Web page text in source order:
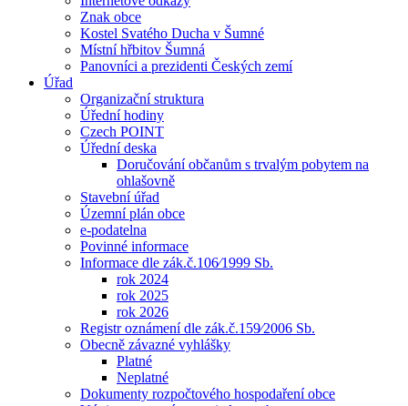
Znak obce
Kostel Svatého Ducha v Šumné
Místní hřbitov Šumná
Panovníci a prezidenti Českých zemí
Úřad
Organizační struktura
Úřední hodiny
Czech POINT
Úřední deska
Doručování občanům s trvalým pobytem na
ohlašovně
Stavební úřad
Územní plán obce
e-podatelna
Povinné informace
Informace dle zák.č.106⁄1999 Sb.
rok 2024
rok 2025
rok 2026
Registr oznámení dle zák.č.159⁄2006 Sb.
Obecně závazné vyhlášky
Platné
Neplatné
Dokumenty rozpočtového hospodaření obce